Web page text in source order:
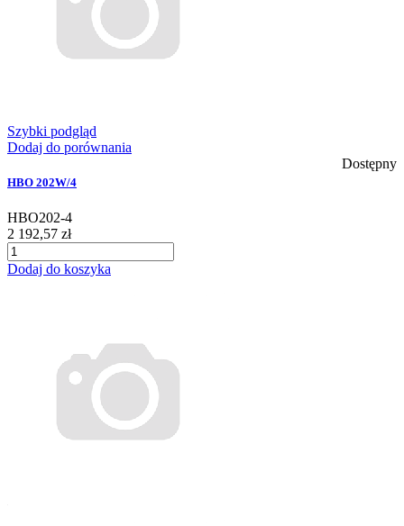
Szybki podgląd
Dodaj do porównania
Dostępny
HBO 202W/4
HBO202-4
2 192,57 zł
Dodaj do koszyka